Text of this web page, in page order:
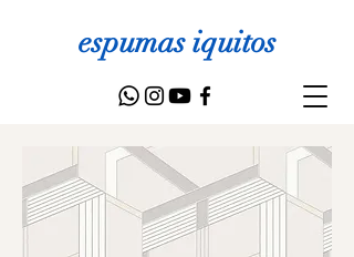
espumas iquitos